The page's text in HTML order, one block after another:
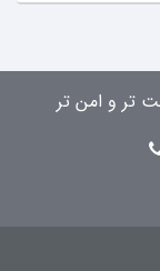
تر و امن تر